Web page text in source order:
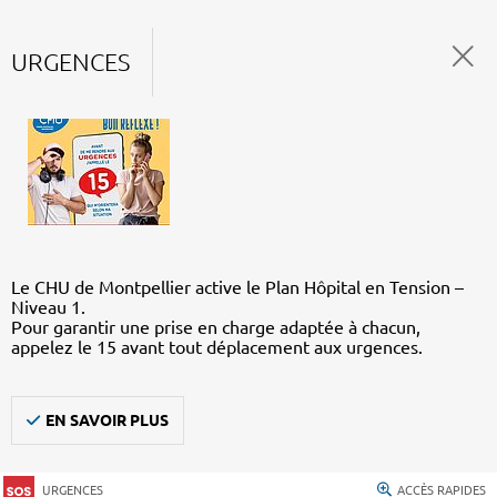
URGENCES
Le CHU de Montpellier active le Plan Hôpital en Tension –
Niveau 1.
Pour garantir une prise en charge adaptée à chacun,
appelez le 15 avant tout déplacement aux urgences.
EN SAVOIR PLUS
URGENCES ACCÈS RAPIDES